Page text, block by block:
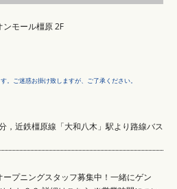
モール橿原 2F
ご迷惑お掛け致しますが、ご了承ください。
，近鉄橿原線「大和八木」駅より路線バス
ープニングスタッフ募集中！一緒にゲン